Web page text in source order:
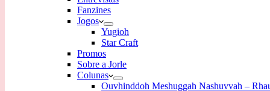
Fanzines
Jogos
Yugioh
Star Craft
Promos
Sobre a Jorle
Colunas
Ouvhinddoh Meshuggah Nashuvvah –